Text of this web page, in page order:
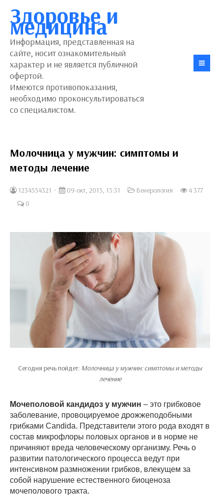
Здоровье и
медицина
Информация, представленная на
сайте, носит ознакомительный
характер и не является публичной
офертой.
Имеются противопоказания,
необходимо проконсультироваться
со специалистом.
Молочница у мужчин: симптомы и
методы лечение
1234554321 09-окт, 2015, 15:31 Венерология
4 377
0
Сегодня речь пойдет: Молочница у мужчин: симптомы и методы
лечение
Мочеполовой кандидоз у мужчин – это грибковое
заболевание, провоцируемое дрожжеподобными
грибками Candida. Представители этого рода входят в
состав микрофлоры половых органов и в норме не
причиняют вреда человеческому организму. Речь о
развитии патологического процесса ведут при
интенсивном размножении грибков, влекущем за
собой нарушение естественного биоценоза
мочеполового тракта.